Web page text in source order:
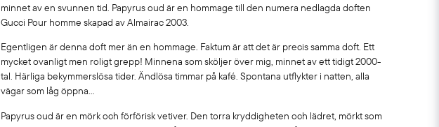
minnet av en svunnen tid. Papyrus oud är en hommage till den numera nedlagda doften
Gucci Pour homme skapad av Almairac 2003.
Egentligen är denna doft mer än en hommage. Faktum är att det är precis samma doft. Ett
mycket ovanligt men roligt grepp! Minnena som sköljer över mig, minnet av ett tidigt 2000-
tal. Härliga bekymmerslösa tider. Ändlösa timmar på kafé. Spontana utflykter i natten, alla
vägar som låg öppna…
Papyrus oud är en mörk och förförisk vetiver. Den torra kryddigheten och lädret, mörkt som